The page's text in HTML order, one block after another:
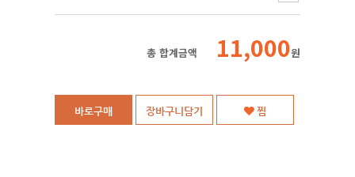
총 합계금액 11,000원
바로구매 장바구니담기 찜